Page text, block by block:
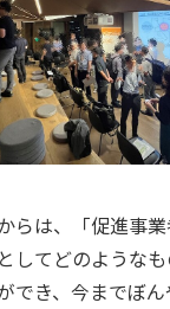
らは、「促進事
してどのような
でき、今までぼ